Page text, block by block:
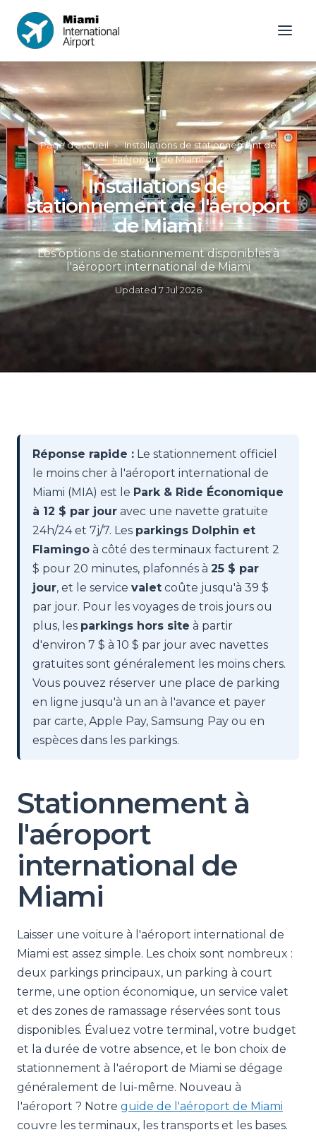
Page d'accueil » Installations de stationnement de
l'aéroport de Miami
Installations de
stationnement de l'aéroport
de Miami
Les options de stationnement disponibles à
l'aéroport international de Miami
Updated7 Jul 2026
Réponse rapide : Le stationnement officiel
le moins cher à l'aéroport international de
Miami (MIA) est le Park & Ride Économique
à 12 $ par jour avec une navette gratuite
24h/24 et 7j/7. Les parkings Dolphin et
Flamingo à côté des terminaux facturent 2
$ pour 20 minutes, plafonnés à 25 $ par
jour, et le service valet coûte jusqu'à 39 $
par jour. Pour les voyages de trois jours ou
plus, les parkings hors site à partir
d'environ 7 $ à 10 $ par jour avec navettes
gratuites sont généralement les moins chers.
Vous pouvez réserver une place de parking
en ligne jusqu'à un an à l'avance et payer
par carte, Apple Pay, Samsung Pay ou en
espèces dans les parkings.
Stationnement à
l'aéroport
international de
Miami
Laisser une voiture à l'aéroport international de
Miami est assez simple. Les choix sont nombreux :
deux parkings principaux, un parking à court
terme, une option économique, un service valet
et des zones de ramassage réservées sont tous
disponibles. Évaluez votre terminal, votre budget
et la durée de votre absence, et le bon choix de
stationnement à l'aéroport de Miami se dégage
généralement de lui-même. Nouveau à
l'aéroport ? Notre guide de l'aéroport de Miami
couvre les terminaux, les transports et les bases.